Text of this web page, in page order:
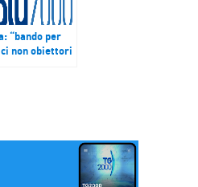
“bando per
non obiettori